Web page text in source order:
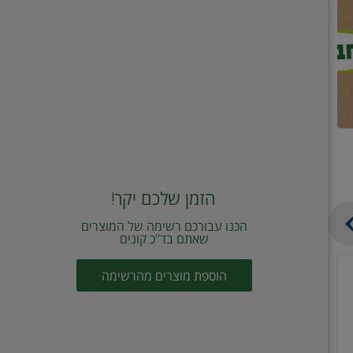
הזמן שלכם יקר!
הכנו עבורכם רשימה של המוצרים
שאתם בד"כ קונים
הוספת מוצרים מהרשימה